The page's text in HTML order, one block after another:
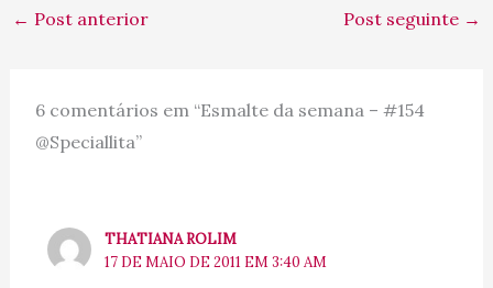
← Post anterior Post seguinte →
6 comentários em “Esmalte da semana – #154
@Speciallita”
THATIANA ROLIM
17 DE MAIO DE 2011 EM 3:40 AM